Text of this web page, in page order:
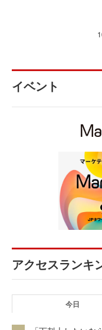
イベント
アクセスランキ
今日